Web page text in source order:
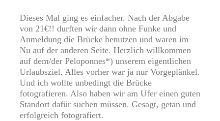
Dieses Mal ging es einfacher. Nach der Abgabe
von 21€!! durften wir dann ohne Funke und
Anmeldung die Brücke benutzen und waren im
Nu auf der anderen Seite. Herzlich willkommen
auf dem/der Peloponnes*) unserem eigentlichen
Urlaubsziel. Alles vorher war ja nur Vorgeplänkel.
Und ich wollte unbedingt die Brücke
fotografieren. Also haben wir am Ufer einen guten
Standort dafür suchen müssen. Gesagt, getan und
erfolgreich fotografiert.